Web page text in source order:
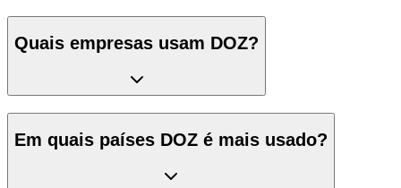
Quais empresas usam DOZ?
Em quais países DOZ é mais usado?